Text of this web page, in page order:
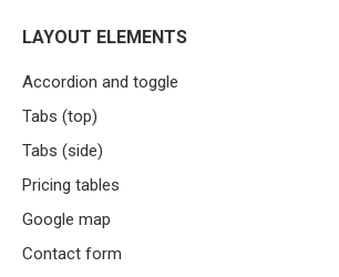
LAYOUT ELEMENTS
Accordion and toggle
Tabs (top)
Tabs (side)
Pricing tables
Google map
Contact form